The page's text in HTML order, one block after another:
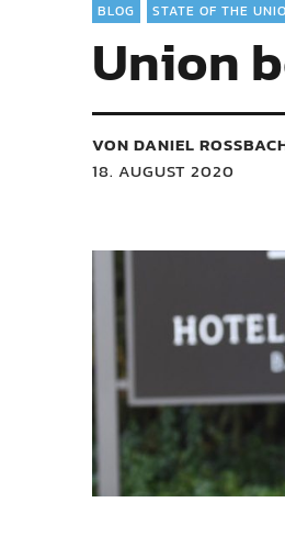
BLOG STATE OF THE
Union
VON DANIEL ROSSBACH
18. AUGUST 2020